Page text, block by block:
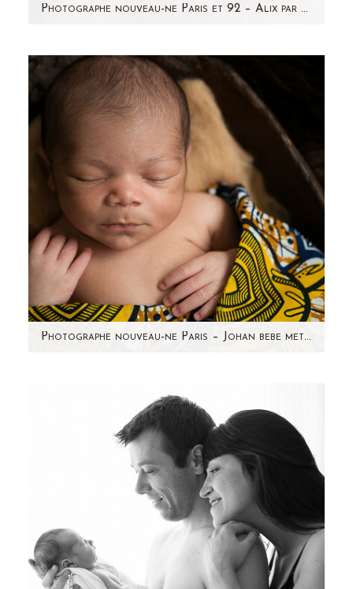
Photographe nouveau-ne Paris et 92 – Alix par Aline Deguy
nouveau-né de 12 jours. J'ai pris beaucoup de
plaisir à…
Photographe nouveau-ne Paris – Johan bebe metisse
quelques années et j'ai rencontré beaucoup de
bébés depuis mes débuts. Chaque…